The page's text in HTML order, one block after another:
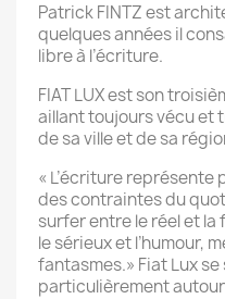
Patrick FINTZ est
quelques années il
libre à l’écriture.
FIAT LUX est son
aillant toujours vécu et
de sa ville et de sa
« L’écriture représente
des contraintes du
surfer entre le réel et la
le sérieux et l’humour,
fantasmes.» Fiat Lux
particulièrement